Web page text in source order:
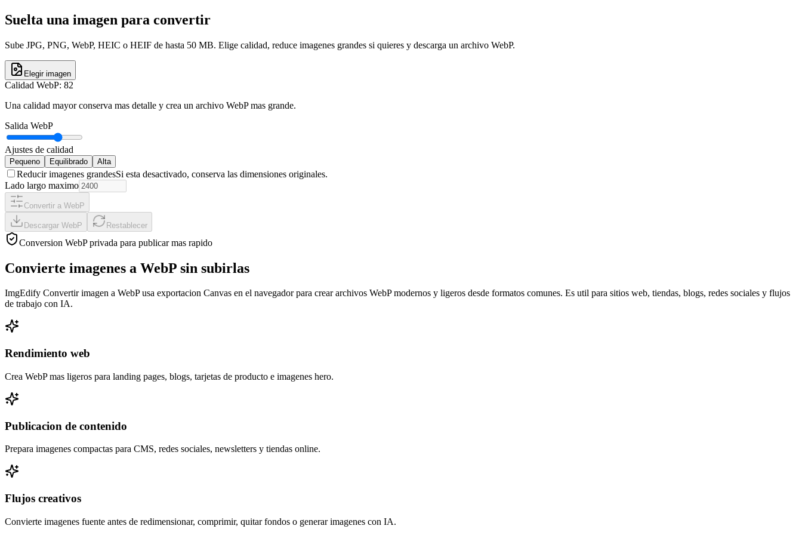
Suelta una imagen para convertir
Sube JPG, PNG, WebP, HEIC o HEIF de hasta 50 MB. Elige calidad, reduce imagenes grandes si quieres y descarga un archivo WebP.
Elegir imagen
Calidad WebP: 82
Una calidad mayor conserva mas detalle y crea un archivo WebP mas grande.
Salida WebP
Ajustes de calidad
Pequeno Equilibrado Alta
Reducir imagenes grandesSi esta desactivado, conserva las dimensiones originales.
Lado largo maximo
Convertir a WebP
Descargar WebP Restablecer
Conversion WebP privada para publicar mas rapido
Convierte imagenes a WebP sin subirlas
ImgEdify Convertir imagen a WebP usa exportacion Canvas en el navegador para crear archivos WebP modernos y ligeros desde formatos comunes. Es util para sitios web, tiendas, blogs, redes sociales y flujos
de trabajo con IA.
Rendimiento web
Crea WebP mas ligeros para landing pages, blogs, tarjetas de producto e imagenes hero.
Publicacion de contenido
Prepara imagenes compactas para CMS, redes sociales, newsletters y tiendas online.
Flujos creativos
Convierte imagenes fuente antes de redimensionar, comprimir, quitar fondos o generar imagenes con IA.